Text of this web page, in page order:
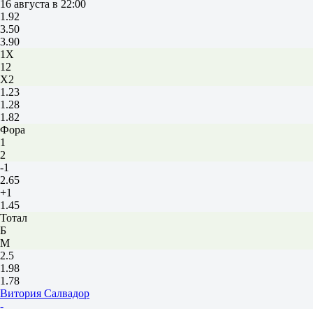
16 августа в 22:00
1.92
3.50
3.90
1X
12
X2
1.23
1.28
1.82
Фора
1
2
-1
2.65
+1
1.45
Тотал
Б
М
2.5
1.98
1.78
Витория Салвадор
-